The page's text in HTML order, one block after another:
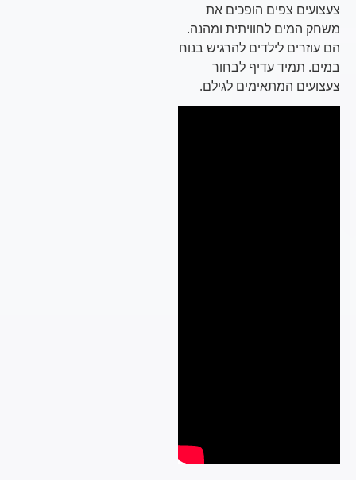
צעצועים צפים הופכים את
משחק המים לחוויתית ומהנה.
הם עוזרים לילדים להרגיש בנוח
במים. תמיד עדיף לבחור
צעצועים המתאימים לגילם.